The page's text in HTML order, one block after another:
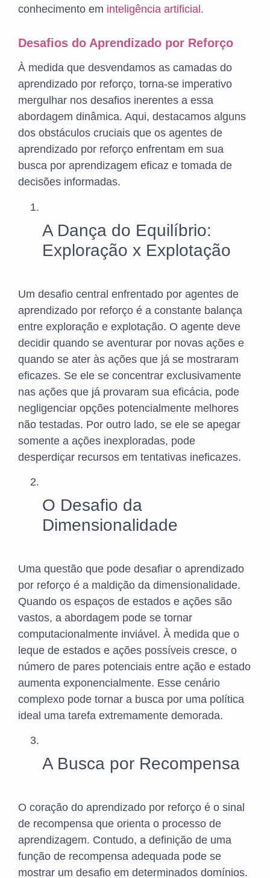
conhecimento em inteligência artificial.
Desafios do Aprendizado por Reforço
À medida que desvendamos as camadas do
aprendizado por reforço, torna-se imperativo
mergulhar nos desafios inerentes a essa
abordagem dinâmica. Aqui, destacamos alguns
dos obstáculos cruciais que os agentes de
aprendizado por reforço enfrentam em sua
busca por aprendizagem eficaz e tomada de
decisões informadas.
A Dança do Equilíbrio:
Exploração x Explotação
Um desafio central enfrentado por agentes de
aprendizado por reforço é a constante balança
entre exploração e explotação. O agente deve
decidir quando se aventurar por novas ações e
quando se ater às ações que já se mostraram
eficazes. Se ele se concentrar exclusivamente
nas ações que já provaram sua eficácia, pode
negligenciar opções potencialmente melhores
não testadas. Por outro lado, se ele se apegar
somente a ações inexploradas, pode
desperdiçar recursos em tentativas ineficazes.
O Desafio da
Dimensionalidade
Uma questão que pode desafiar o aprendizado
por reforço é a maldição da dimensionalidade.
Quando os espaços de estados e ações são
vastos, a abordagem pode se tornar
computacionalmente inviável. À medida que o
leque de estados e ações possíveis cresce, o
número de pares potenciais entre ação e estado
aumenta exponencialmente. Esse cenário
complexo pode tornar a busca por uma política
ideal uma tarefa extremamente demorada.
A Busca por Recompensa
O coração do aprendizado por reforço é o sinal
de recompensa que orienta o processo de
aprendizagem. Contudo, a definição de uma
função de recompensa adequada pode se
mostrar um desafio em determinados domínios.